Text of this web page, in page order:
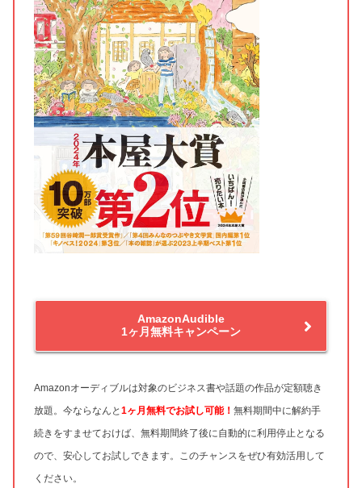
AmazonAudible
1ヶ月無料キャンペーン
Amazonオーディブルは対象のビジネス書や話題の作品が定額聴き
放題。今ならなんと 1ヶ月無料でお試し可能！ 無料期間中に解約手
続きをすませておけば、無料期間終了後に自動的に利用停止となる
ので、安心してお試しできます。このチャンスをぜひ有効活用して
ください。